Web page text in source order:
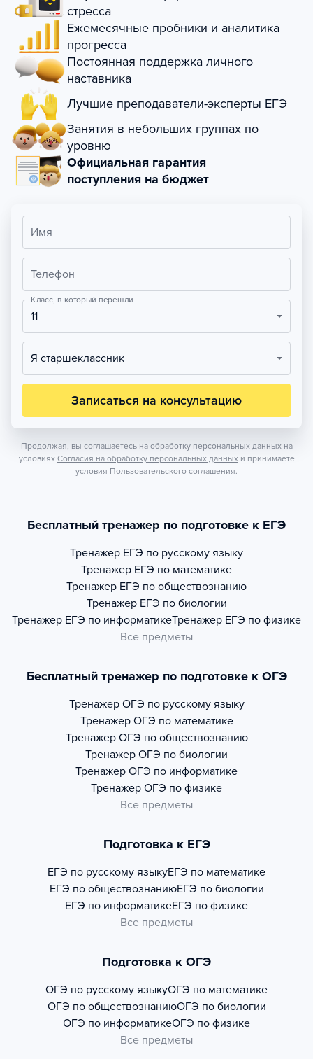
стресса
Ежемесячные пробники и аналитика
прогресса
Постоянная поддержка личного
наставника
Лучшие преподаватели-эксперты ЕГЭ
Занятия в небольших группах по
уровню
Официальная гарантия
поступления на бюджет
Имя
Телефон
Класс, в который перешли
11
Я старшеклассник
Записаться на консультацию
Продолжая, вы соглашаетесь на обработку персональных данных на
условиях Согласия на обработку персональных данных и принимаете
условия Пользовательского соглашения.
Бесплатный тренажер по подготовке к ЕГЭ
Тренажер ЕГЭ по русскому языку
Тренажер ЕГЭ по математике
Тренажер ЕГЭ по обществознанию
Тренажер ЕГЭ по биологии
Тренажер ЕГЭ по информатикеТренажер ЕГЭ по физике
Все предметы
Бесплатный тренажер по подготовке к ОГЭ
Тренажер ОГЭ по русскому языку
Тренажер ОГЭ по математике
Тренажер ОГЭ по обществознанию
Тренажер ОГЭ по биологии
Тренажер ОГЭ по информатике
Тренажер ОГЭ по физике
Все предметы
Подготовка к ЕГЭ
ЕГЭ по русскому языкуЕГЭ по математике
ЕГЭ по обществознаниюЕГЭ по биологии
ЕГЭ по информатикеЕГЭ по физике
Все предметы
Подготовка к ОГЭ
ОГЭ по русскому языкуОГЭ по математике
ОГЭ по обществознаниюОГЭ по биологии
ОГЭ по информатикеОГЭ по физике
Все предметы